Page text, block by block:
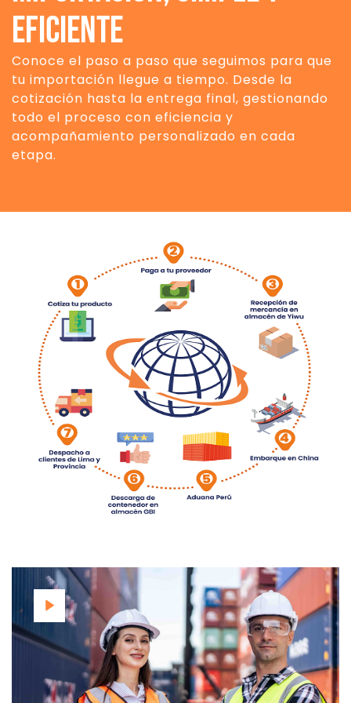
eficiente
Conoce el paso a paso que seguimos para que
tu importación llegue a tiempo. Desde la
cotización hasta la entrega final, gestionando
todo el proceso con eficiencia y
acompañamiento personalizado en cada
etapa.